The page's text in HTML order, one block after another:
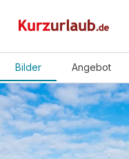
Bilder Angebot